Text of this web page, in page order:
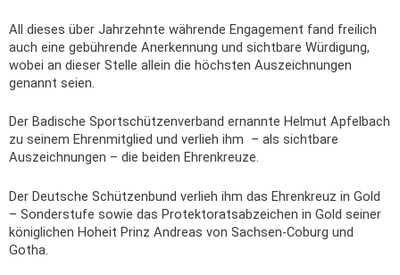
All dieses über Jahrzehnte währende Engagement fand freilich
auch eine gebührende Anerkennung und sichtbare Würdigung,
wobei an dieser Stelle allein die höchsten Auszeichnungen
genannt seien.
Der Badische Sportschützenverband ernannte Helmut Apfelbach
zu seinem Ehrenmitglied und verlieh ihm – als sichtbare
Auszeichnungen – die beiden Ehrenkreuze.
Der Deutsche Schützenbund verlieh ihm das Ehrenkreuz in Gold
– Sonderstufe sowie das Protektoratsabzeichen in Gold seiner
königlichen Hoheit Prinz Andreas von Sachsen-Coburg und
Gotha.